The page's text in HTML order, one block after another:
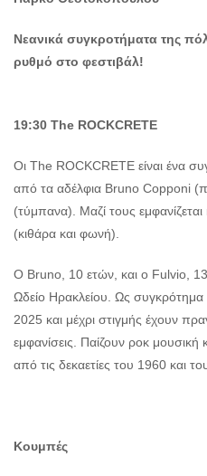
Νεανικά συγκροτήματα της
ρυθμό στο φεστιβάλ!
19:30 The ROCKCRETE
Οι The ROCKCRETE είναι ένα
από τα αδέλφια Bruno Copponi
(τύμπανα). Μαζί τους
(κιθάρα και φωνή).
Ο Bruno, 10 ετών, και ο Fulvio,
Ωδείο Ηρακλείου. Ως συγκρότημα
2025 και μέχρι στιγμής έχουν
εμφανίσεις. Παίζουν ροκ μουσική
από τις δεκαετίες του 1960 και
Κουμπές